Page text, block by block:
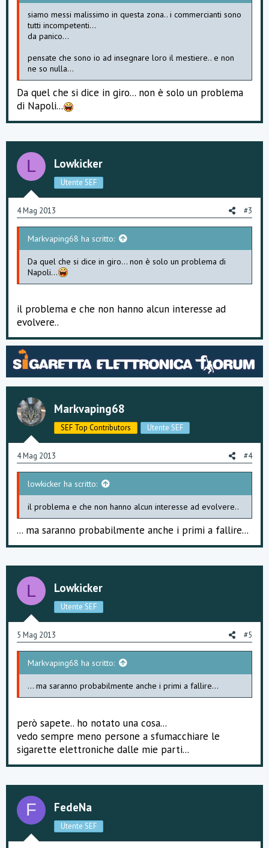
siamo messi malissimo in questa zona.. i commercianti sono
tutti incompetenti...
da panico...
pensate che sono io ad insegnare loro il mestiere.. e non
ne so nulla...
Da quel che si dice in giro... non è solo un problema
di Napoli...
L Lowkicker
Utente SEF
4 Mag 2013 #3
Markvaping68 ha scritto:
Da quel che si dice in giro... non è solo un problema di
Napoli...
il problema e che non hanno alcun interesse ad
evolvere..
Markvaping68
SEF Top Contributors Utente SEF
4 Mag 2013 #4
lowkicker ha scritto:
il problema e che non hanno alcun interesse ad evolvere..
... ma saranno probabilmente anche i primi a fallire...
L Lowkicker
Utente SEF
5 Mag 2013 #5
Markvaping68 ha scritto:
... ma saranno probabilmente anche i primi a fallire...
però sapete.. ho notato una cosa...
vedo sempre meno persone a sfumacchiare le
sigarette elettroniche dalle mie parti...
F FedeNa
Utente SEF